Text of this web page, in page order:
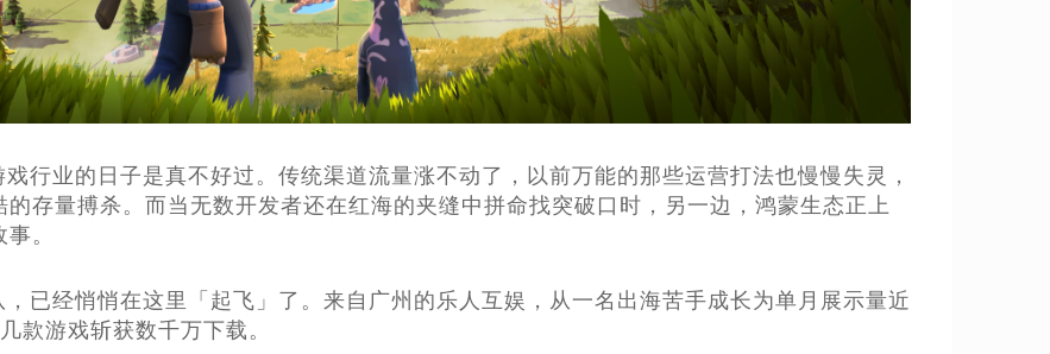
行业的日子是真不好过。传统渠道流量涨不动了，以前万能的那些运营打法也慢慢失灵，
存量搏杀。而当无数开发者还在红海的夹缝中拼命找突破口时，另一边，鸿蒙生态正上
。
已经悄悄在这里「起飞」了。来自广州的乐人互娱，从一名出海苦手成长为单月展示量近
款游戏斩获数千万下载。